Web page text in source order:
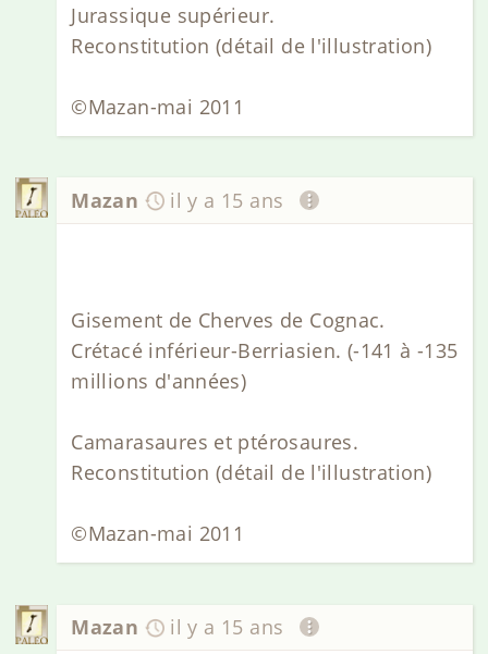
Jurassique supérieur.
Reconstitution (détail de l'illustration)
©Mazan-mai 2011
Mazan il y a 15 ans
Gisement de Cherves de Cognac.
Crétacé inférieur-Berriasien. (-141 à -135
millions d'années)
Camarasaures et ptérosaures.
Reconstitution (détail de l'illustration)
©Mazan-mai 2011
Mazan il y a 15 ans